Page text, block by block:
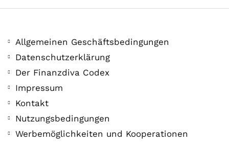
Allgemeinen Geschäftsbedingungen
Datenschutzerklärung
Der Finanzdiva Codex
Impressum
Kontakt
Nutzungsbedingungen
Werbemöglichkeiten und Kooperationen